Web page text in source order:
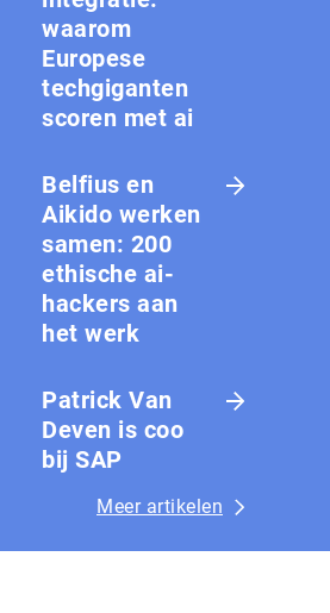
waarom
Europese
techgiganten
scoren met ai
Belfius en
Aikido werken
samen: 200
ethische ai-
hackers aan
het werk
Patrick Van
Deven is coo
bij SAP
Meer artikelen